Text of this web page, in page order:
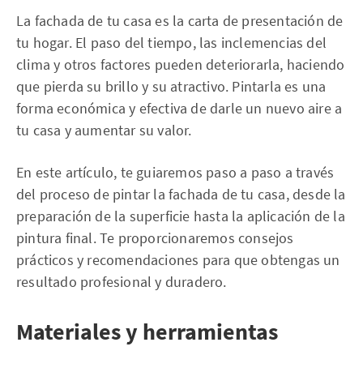
La fachada de tu casa es la carta de presentación de
tu hogar. El paso del tiempo, las inclemencias del
clima y otros factores pueden deteriorarla, haciendo
que pierda su brillo y su atractivo. Pintarla es una
forma económica y efectiva de darle un nuevo aire a
tu casa y aumentar su valor.
En este artículo, te guiaremos paso a paso a través
del proceso de pintar la fachada de tu casa, desde la
preparación de la superficie hasta la aplicación de la
pintura final. Te proporcionaremos consejos
prácticos y recomendaciones para que obtengas un
resultado profesional y duradero.
Materiales y herramientas